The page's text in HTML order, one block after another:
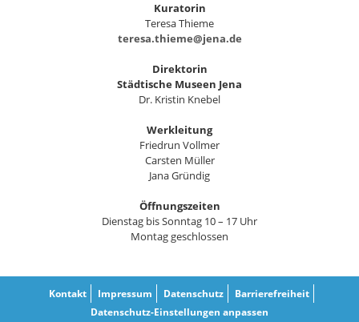
Kuratorin
Teresa Thieme
teresa.thieme@jena.de
Direktorin
Städtische Museen Jena
Dr. Kristin Knebel
Werkleitung
Friedrun Vollmer
Carsten Müller
Jana Gründig
Öffnungszeiten
Dienstag bis Sonntag 10 – 17 Uhr
Montag geschlossen
Kontakt Impressum Datenschutz
Barrierefreiheit
Datenschutz-Einstellungen anpassen